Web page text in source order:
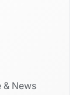
& News